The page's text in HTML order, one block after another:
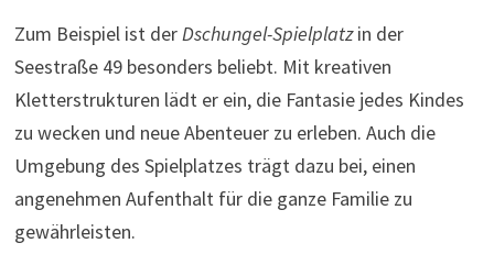
Zum Beispiel ist derDschungel-Spielplatzin der
Seestraße 49 besonders beliebt. Mit kreativen
Kletterstrukturen lädt er ein, die Fantasie jedes Kindes
zu wecken und neue Abenteuer zu erleben. Auch die
Umgebung des Spielplatzes trägt dazu bei, einen
angenehmen Aufenthalt für die ganze Familie zu
gewährleisten.